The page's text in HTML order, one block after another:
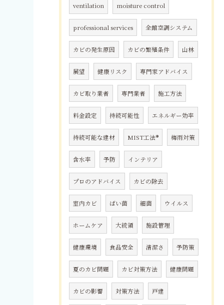
ventilation moisture control
professional services 全館空調システム
カビの発生原因 カビの繁殖条件 山林
展望 健康リスク 専門家アドバイス
カビ取り業者 専門業者 施工方法
料金設定 持続可能性 エネルギー効率
持続可能な建材 MIST工法® 梅雨対策
含水率 予防 インテリア
プロのアドバイス カビの除去
室内カビ ばい菌 細菌 ウイルス
ホームケア 大統領 施設管理
健康環境 食品安全 清潔さ 予防策
夏のカビ問題 カビ対策方法 健康問題
カビの影響 対策方法 戸建